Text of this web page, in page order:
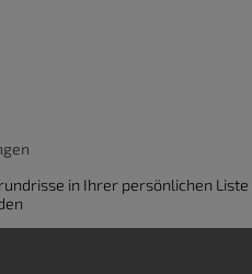
in Ihrer persönlichen Liste